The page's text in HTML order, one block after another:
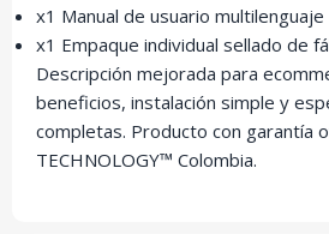
x1 Manual de usuario multilenguaje
x1 Empaque individual sellado de
Descripción mejorada para
beneficios, instalación simple y
completas. Producto con garantía
TECHNOLOGY™ Colombia.